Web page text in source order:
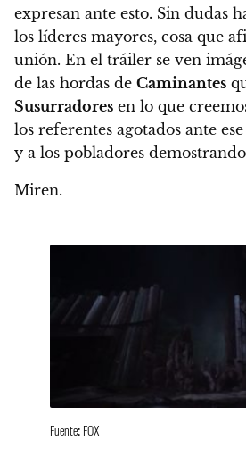
expresan ante esto. Sin dudas
los líderes mayores, cosa que
unión. En el tráiler se ven
de las hordas de Caminantes
Susurradores en lo que
los referentes agotados ante
y a los pobladores
Miren.
Fuente: FOX